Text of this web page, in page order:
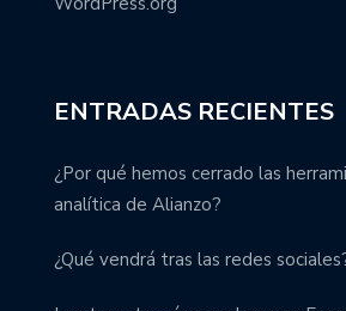
ENTRADAS RECIENTES
¿Por qué hemos cerrado las
analítica de Alianzo?
¿Qué vendrá tras las redes